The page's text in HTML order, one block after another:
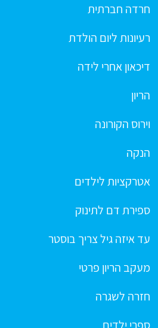
חרדה חברתית
רעיונות ליום הולדת
דיכאון אחרי לידה
הריון
וירוס הקורונה
הנקה
אטרקציות לילדים
ספירת דם לתינוק
עד איזה גיל צריך בוסטר
מעקב הריון פרטי
חזרה לשגרה